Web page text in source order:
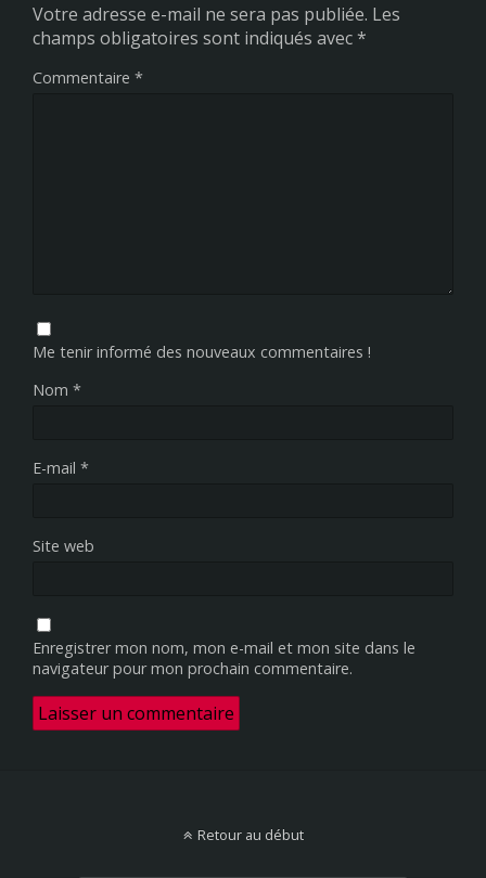
Votre adresse e-mail ne sera pas publiée. Les
champs obligatoires sont indiqués avec*
Commentaire *
Me tenir informé des nouveaux commentaires !
Nom *
E-mail *
Site web
Enregistrer mon nom, mon e-mail et mon site dans le
navigateur pour mon prochain commentaire.
Retour au début